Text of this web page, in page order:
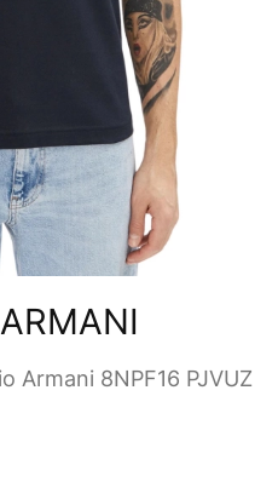
Armani 8NPF16 PJVUZ